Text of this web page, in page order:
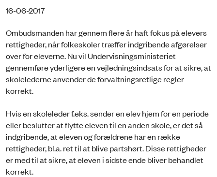
16-06-2017
Ombudsmanden har gennem flere år haft fokus på elevers
rettigheder, når folkeskoler træffer indgribende afgørelser
over for eleverne. Nu vil Undervisningsministeriet
gennemføre yderligere en vejledningsindsats for at sikre, at
skolelederne anvender de forvaltningsretlige regler
korrekt.
Hvis en skoleleder f.eks. sender en elev hjem for en periode
eller beslutter at flytte eleven til en anden skole, er det så
indgribende, at eleven og forældrene har en række
rettigheder, bl.a. ret til at blive partshørt. Disse rettigheder
er med til at sikre, at eleven i sidste ende bliver behandlet
korrekt.